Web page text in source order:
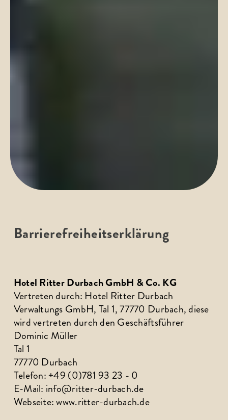
Barrierefreiheitserklärung
Hotel Ritter Durbach GmbH & Co. KG
Vertreten durch: Hotel Ritter Durbach
Verwaltungs GmbH, Tal 1, 77770 Durbach, diese
wird vertreten durch den Geschäftsführer
Dominic Müller
Tal 1
77770 Durbach
Telefon: +49 (0)781 93 23 - 0
E-Mail: info@ritter-durbach.de
Webseite: www.ritter-durbach.de